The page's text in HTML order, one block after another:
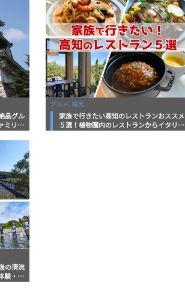
品グル
ミリー
グルメ, 観光
家族で行きたい高知のレストランおススメ
５選！植物園内のレストランからイタリア
の清流
験・グ